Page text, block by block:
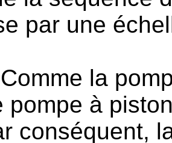
par une
Comme la
pompe à
conséquent,